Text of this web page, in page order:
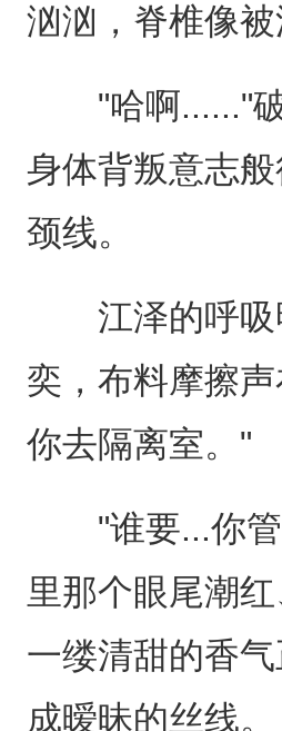
汹汹，脊椎像
"哈啊......"破
身体背叛意志
颈线。
江泽的呼吸
奕，布料摩擦
你去隔离室。"
"谁要...你管
里那个眼尾潮
一缕清甜的香
成暧昧的丝线。